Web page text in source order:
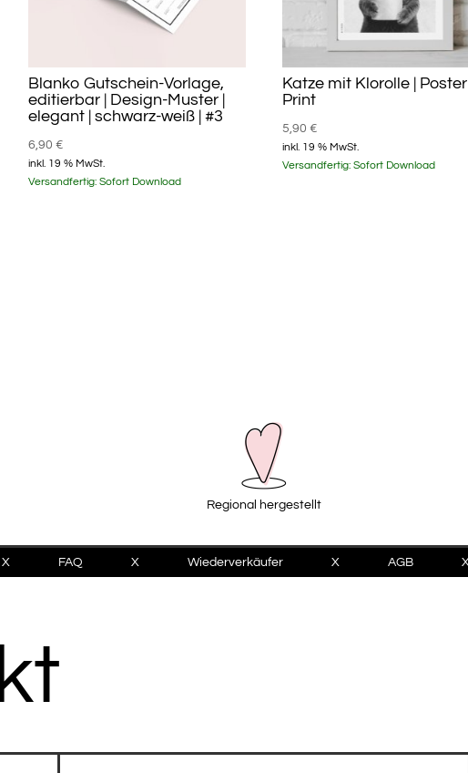
Blanko Gutschein-Vorlage,
editierbar | Design-Muster |
elegant | schwarz-weiß | #3
6,90€
inkl. 19 % MwSt.
Versandfertig:Sofort Download
Katze mit Klorolle | Poster
Print
5,90€
inkl. 19 % MwSt.
Versandfertig:Sofort Download
Regional hergestellt
X FAQ X Wiederverkäufer X AGB